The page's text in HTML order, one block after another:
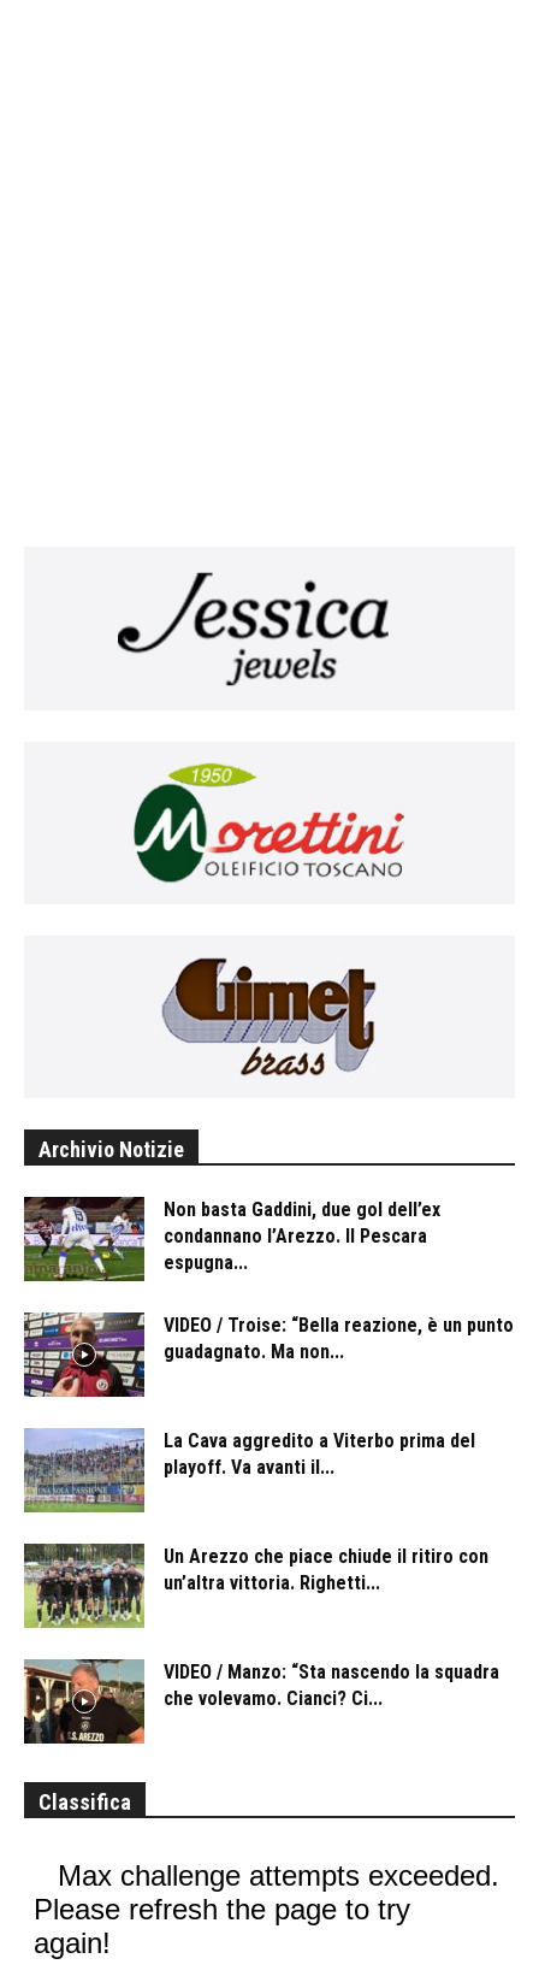
Archivio Notizie
Non basta Gaddini, due gol dell’ex
condannano l’Arezzo. Il Pescara
espugna...
VIDEO / Troise: “Bella reazione, è un punto
guadagnato. Ma non...
La Cava aggredito a Viterbo prima del
playoff. Va avanti il...
Un Arezzo che piace chiude il ritiro con
un’altra vittoria. Righetti...
VIDEO / Manzo: “Sta nascendo la squadra
che volevamo. Cianci? Ci...
Classifica